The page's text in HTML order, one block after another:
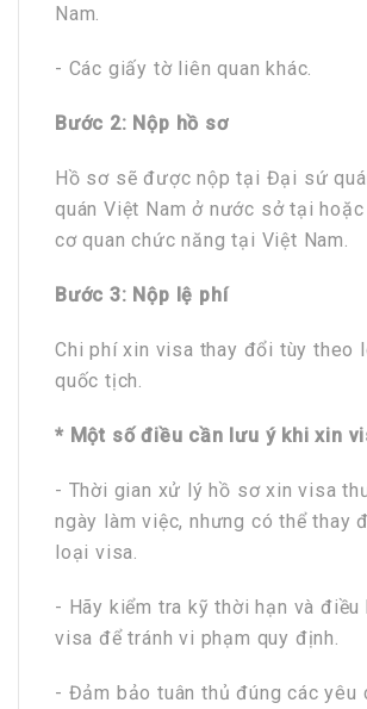
Nam.
- Các giấy tờ liên quan khác.
Bước 2: Nộp hồ sơ
Hồ sơ sẽ được nộp tại Đại sứ
quán Việt Nam ở nước sở tại hoặc
cơ quan chức năng tại Việt Nam.
Bước 3: Nộp lệ phí
Chi phí xin visa thay đổi tùy theo
quốc tịch.
* Một số điều cần lưu ý khi xin
- Thời gian xử lý hồ sơ xin visa
ngày làm việc, nhưng có thể thay
loại visa.
- Hãy kiểm tra kỹ thời hạn và điều
visa để tránh vi phạm quy định.
- Đảm bảo tuân thủ đúng các yêu